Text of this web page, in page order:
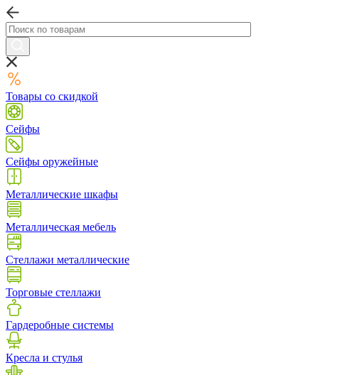
Товары со скидкой
Сейфы
Сейфы оружейные
Металлические шкафы
Металлическая мебель
Стеллажи металлические
Торговые стеллажи
Гардеробные системы
Кресла и стулья